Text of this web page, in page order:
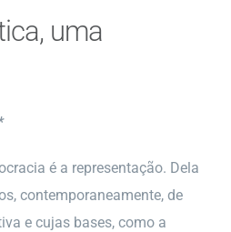
uma
é a representação. Dela
contemporaneamente, de
e cujas bases, como a